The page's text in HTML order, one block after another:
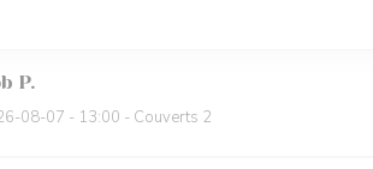
P
08-07 - 13:00 - Couverts 2